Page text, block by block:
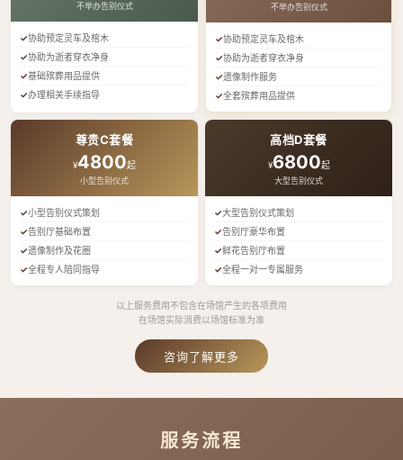
不举办告别仪式
协助预定灵车及棺木
协助为逝者穿衣净身
基础殡葬用品提供
办理相关手续指导
不举办告别仪式
协助预定灵车及棺木
协助为逝者穿衣净身
遗像制作服务
全套殡葬用品提供
尊贵C套餐
¥4800起
小型告别仪式
小型告别仪式策划
告别厅基础布置
遗像制作及花圈
全程专人陪同指导
高档D套餐
¥6800起
大型告别仪式
大型告别仪式策划
告别厅豪华布置
鲜花告别厅布置
全程一对一专属服务
以上服务费用不包含在场馆产生的各项费用
在场馆实际消费以场馆标准为准
咨询了解更多
服务流程